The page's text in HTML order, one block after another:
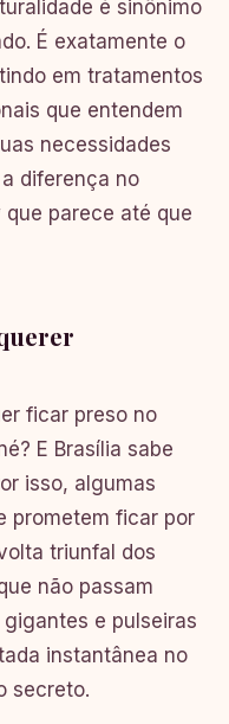
é sinônimo
É exatamente o
em tratamentos
que entendem
necessidades
diferença no
parece até que
ficar preso no
E Brasília sabe
isso, algumas
prometem ficar por
triunfal dos
não passam
e pulseiras
instantânea no
secreto.